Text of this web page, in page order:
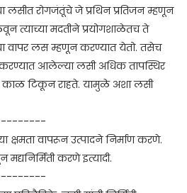
लसीत रोगजंतूंचे जे प्रथिन प्रतिजन म्हणून
त्याच्या मदतीने प्रयोगशाळेतच ते
वापर लस म्हणून करण्यात येतो. तसेच
करण्यात आलेल्या लसी अधिक तापस्थिर
काळ टिकून राहते. यामुळे अशा लसी
क्षमता वापरून उत्पादने निर्माण करणे.
करणे इत्यादी.